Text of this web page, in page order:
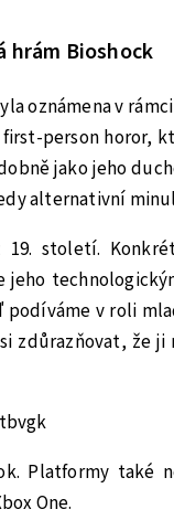
hrám Bioshock
oznámena v
person horor,
jako jeho
alternativní
století.
v roli
zdůrazňovat, že ji
Platformy také
One.